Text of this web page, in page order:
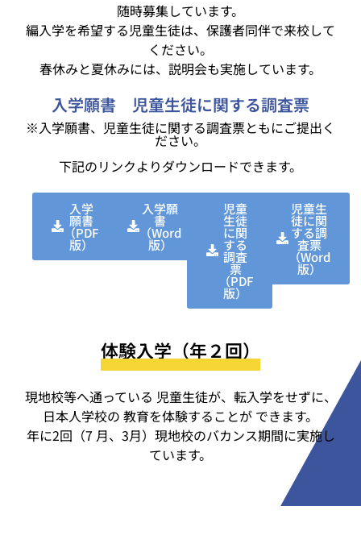
随時募集しています。
編入学を希望する児童生徒は、保護者同伴で来校して
ください。
春休みと夏休みには、説明会も実施しています。
入学願書 児童生徒に関する調査票
※入学願書、児童生徒に関する調査票ともにご提出く
ださい。
下記のリンクよりダウンロードできます。
入学
願書
（PDF
版）
入学願
書
（Word
版）
児童
生徒
に関
する
調査
票
（PDF
版）
児童生
徒に関
する調
査票
（Word
版）
体験入学（年２回）
現地校等へ通っている 児童生徒が、転入学をせずに、
日本人学校の 教育を体験することが できます。
年に2回（7 月、3月）現地校のバカンス期間に実施し
ています。